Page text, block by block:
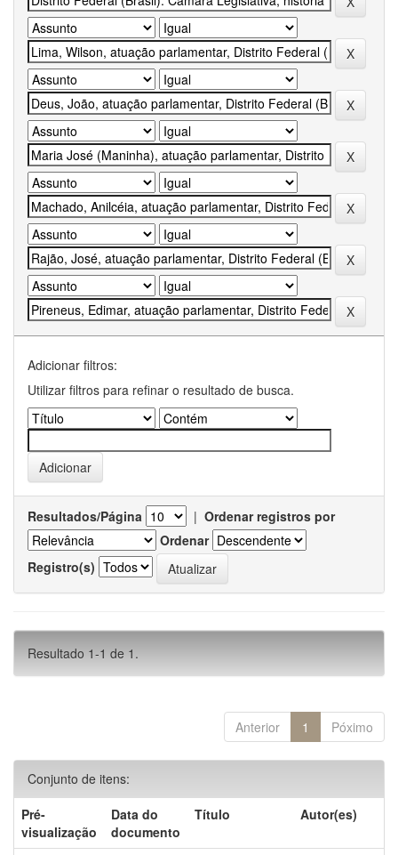
Adicionar filtros:
Utilizar filtros para refinar o resultado de busca.
Resultados/Página | Ordenar registros por
Ordenar
Registro(s)
Resultado 1-1 de 1.
Anterior 1 Póximo
Conjunto de itens:
Pré-
visualização
Data do
documento
Título Autor(es)